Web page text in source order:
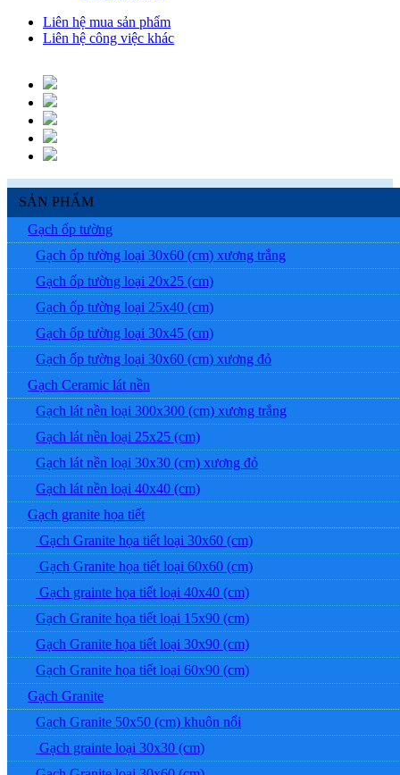
Liên hệ mua sản phẩm
Liên hệ công việc khác
SẢN PHẨM
Gạch ốp tường
Gạch ốp tường loại 30x60 (cm) xương trắng
Gạch ốp tường loại 20x25 (cm)
Gạch ốp tường loại 25x40 (cm)
Gạch ốp tường loại 30x45 (cm)
Gạch ốp tường loại 30x60 (cm) xương đỏ
Gạch Ceramic lát nền
Gạch lát nền loại 300x300 (cm) xương trắng
Gạch lát nền loại 25x25 (cm)
Gạch lát nền loại 30x30 (cm) xương đỏ
Gạch lát nền loại 40x40 (cm)
Gạch granite họa tiết
Gạch Granite họa tiết loại 30x60 (cm)
Gạch Granite họa tiết loại 60x60 (cm)
Gạch grainte họa tiết loại 40x40 (cm)
Gạch Granite họa tiết loại 15x90 (cm)
Gạch Granite họa tiết loại 30x90 (cm)
Gạch Granite họa tiết loại 60x90 (cm)
Gạch Granite
Gạch Granite 50x50 (cm) khuôn nổi
Gạch grainte loại 30x30 (cm)